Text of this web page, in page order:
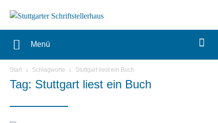
Menü
Start Schlagworte Stuttgart liest ein Buch
Tag: Stuttgart liest ein Buch